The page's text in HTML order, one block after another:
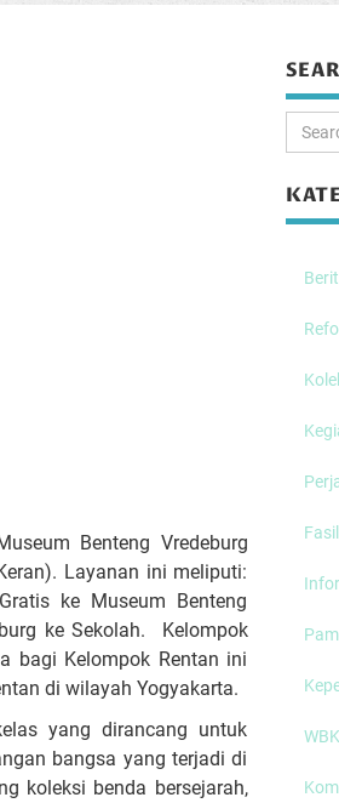
Benteng Vredeburg
Layanan ini meliputi:
ke Museum Benteng
ke Sekolah. Kelompok
bagi Kelompok Rentan ini
di wilayah Yogyakarta.
yang dirancang untuk
bangsa yang terjadi di
koleksi benda bersejarah,
WBK